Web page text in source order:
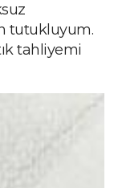
tutukluyum.
tahliyemi